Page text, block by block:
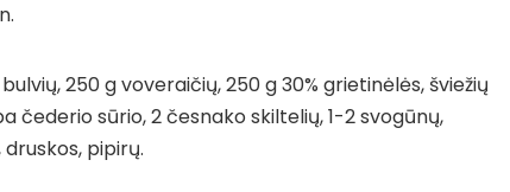
250 g voveraičių, 250 g 30% grietinėlės, šviežių
čederio sūrio, 2 česnako skiltelių, 1-2 svogūnų,
pipirų.